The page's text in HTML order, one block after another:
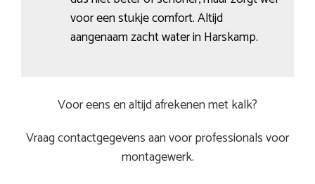
voor een stukje comfort. Altijd
aangenaam zacht water in Harskamp.
Voor eens en altijd afrekenen met kalk?
Vraag contactgegevens aan voor professionals voor
montagewerk.